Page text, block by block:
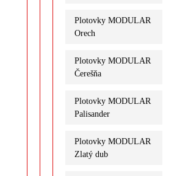
Plotovky MODULAR
Orech
Plotovky MODULAR
Čerešňa
Plotovky MODULAR
Palisander
Plotovky MODULAR
Zlatý dub